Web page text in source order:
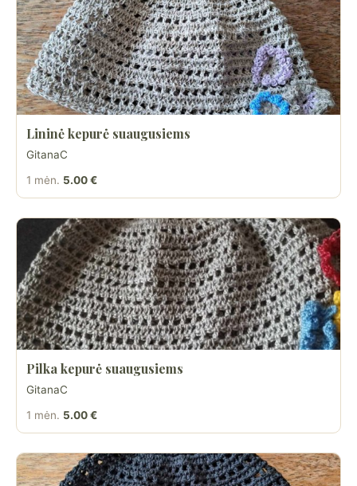
Lininė kepurė suaugusiems
GitanaC
1 mėn. 5.00 €
Pilka kepurė suaugusiems
GitanaC
1 mėn. 5.00 €